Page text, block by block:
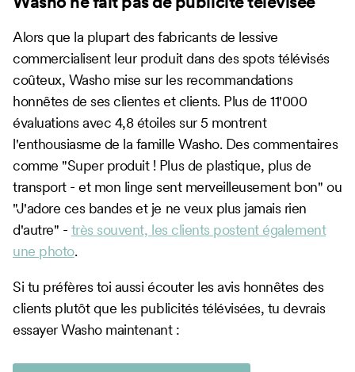
Alors que la plupart des fabricants de lessive
commercialisent leur produit dans des spots télévisés
coûteux, Washo mise sur les recommandations
honnêtes de ses clientes et clients. Plus de 11'000
évaluations avec 4,8 étoiles sur 5 montrent
l'enthousiasme de la famille Washo. Des commentaires
comme "Super produit ! Plus de plastique, plus de
transport - et mon linge sent merveilleusement bon" ou
"J'adore ces bandes et je ne veux plus jamais rien
d'autre" - très souvent, les clients postent également
une photo.
Si tu préfères toi aussi écouter les avis honnêtes des
clients plutôt que les publicités télévisées, tu devrais
essayer Washo maintenant :